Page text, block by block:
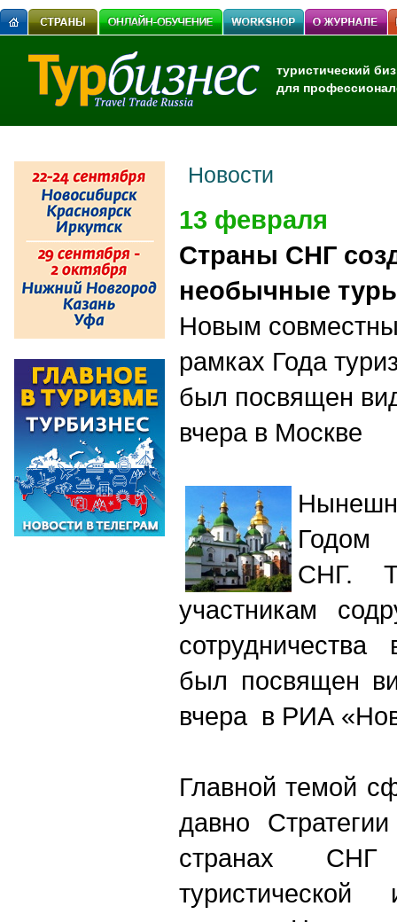
туристический
для
Новости
13 февраля
Cтраны СНГ
необычные
Новым
рамках Года
был посвящен
вчера в Москве
Годом
СНГ.
участникам
был посвящен
вчера в РИА
Главной темой
давно
странах СНГ
туристической